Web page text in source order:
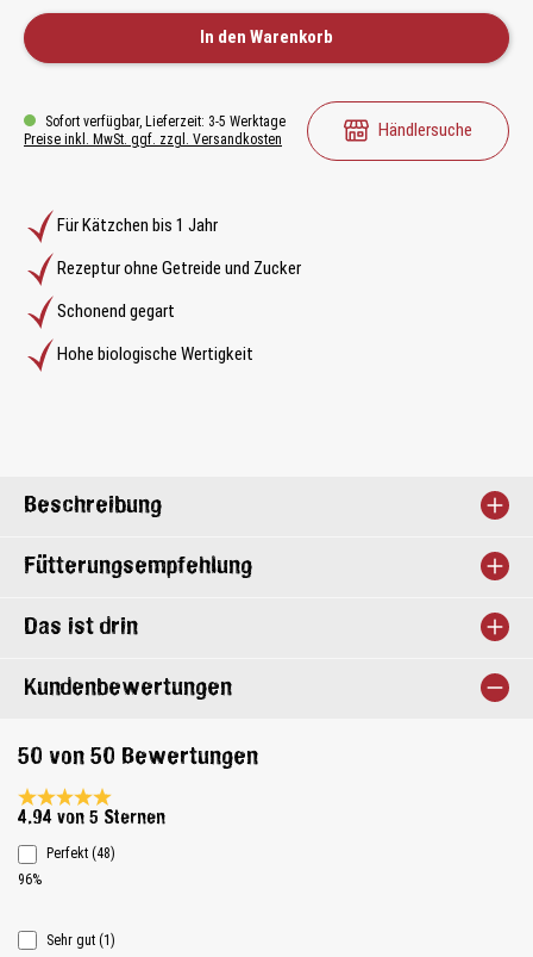
Für Kätzchen bis 1 Jahr
Rezeptur ohne Getreide und Zucker
Schonend gegart
Hohe biologische Wertigkeit
In den Warenkorb
Sofort verfügbar, Lieferzeit: 3-5 Werktage
Preise inkl. MwSt. ggf. zzgl. Versandkosten
Händlersuche
Beschreibung
Fütterungsempfehlung
Das ist drin
Kundenbewertungen
50 von 50 Bewertungen
Durchschnittliche Bewertung 4.9 von 5 Sternen
4.94 von 5 Sternen
Perfekt (48)
96%
Sehr gut (1)